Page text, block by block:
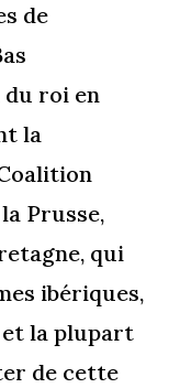
de
du roi en
la
Prusse,
qui
ibériques,
la plupart
de cette